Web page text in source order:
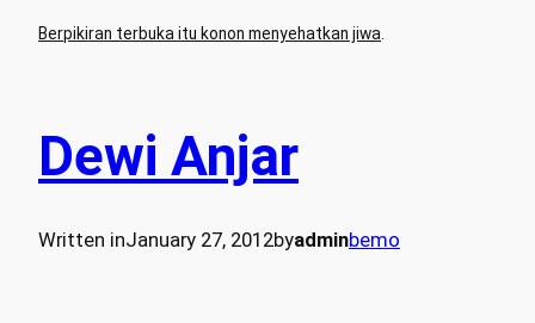
Berpikiran terbuka itu konon menyehatkan jiwa
Dewi Anjar
Written inJanuary 27, 2012byadminbemo